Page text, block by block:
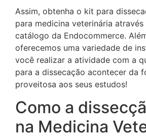
Assim, obtenha o kit para
para medicina veterinária através
catálogo da Endocommerce.
oferecemos uma variedade de
você realizar a atividade com a
para a dissecação acontecer da
proveitosa aos seus estudos!
Como a
na Medicina